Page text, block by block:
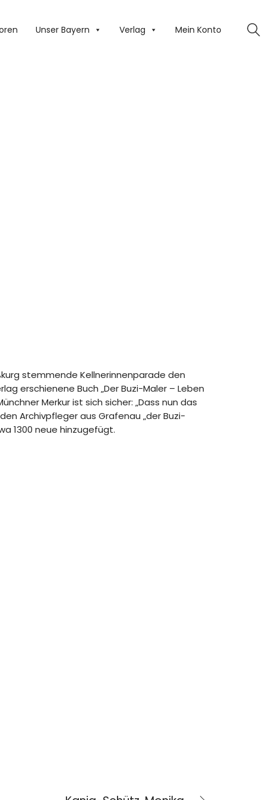
Unser Bayern Verlag Mein Konto
stemmende Kellnerinnenparade den
erschienene Buch „Der Buzi-Maler – Leben
Merkur ist sich sicher: „Dass nun das
Archivpfleger aus Grafenau „der Buzi-
1300 neue hinzugefügt.